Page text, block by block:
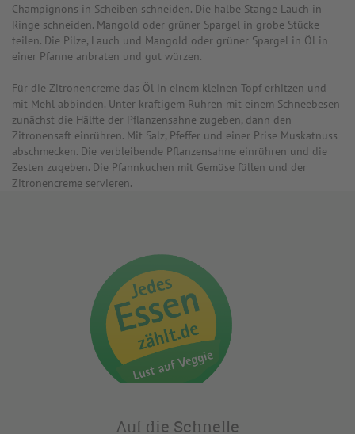
Champignons in Scheiben schneiden. Die halbe Stange Lauch in
Ringe schneiden. Mangold oder grüner Spargel in grobe Stücke
teilen. Die Pilze, Lauch und Mangold oder grüner Spargel in Öl in
einer Pfanne anbraten und gut würzen.
Für die Zitronencreme das Öl in einem kleinen Topf erhitzen und
mit Mehl abbinden. Unter kräftigem Rühren mit einem Schneebesen
zunächst die Hälfte der Pflanzensahne zugeben, dann den
Zitronensaft einrühren. Mit Salz, Pfeffer und einer Prise Muskatnuss
abschmecken. Die verbleibende Pflanzensahne einrühren und die
Zesten zugeben. Die Pfannkuchen mit Gemüse füllen und der
Zitronencreme servieren.
Auf die Schnelle